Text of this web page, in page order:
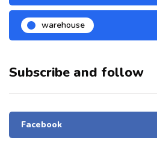
warehouse
Subscribe and follow
Facebook